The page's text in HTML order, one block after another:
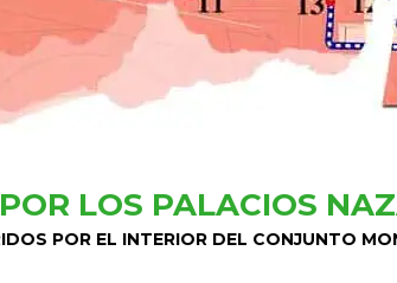
LOS PALACIOS
POR EL INTERIOR DEL CONJUNTO